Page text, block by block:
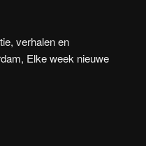
verhalen en
Elke week nieuwe